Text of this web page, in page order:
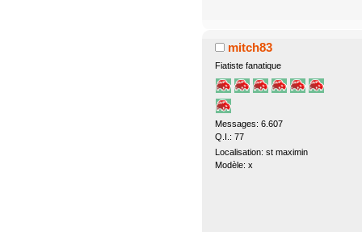
mitch83
Fiatiste fanatique
Messages: 6.607
Q.I.: 77
Localisation: st maximin
Modèle: x